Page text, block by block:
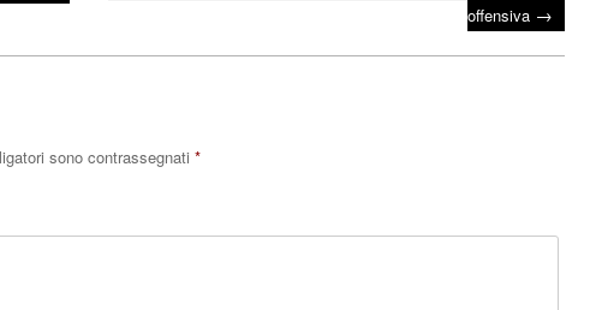
offensiva →
sono contrassegnati *